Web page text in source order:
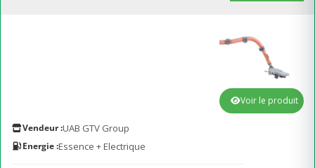
Vendeur :UAB GTV Group
Energie :Essence + Electrique
Voir le produit